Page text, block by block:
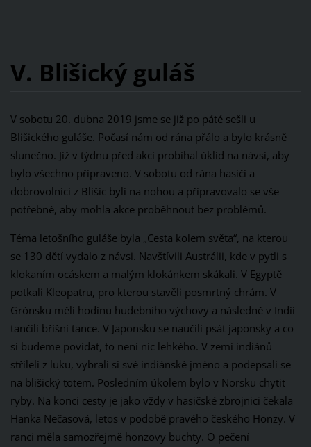
V. Blišický guláš
V sobotu 20. dubna 2019 jsme se již po páté sešli u
Blišického guláše. Počasí nám od rána přálo a bylo krásně
slunečno. Již v týdnu před akcí probíhal úklid na návsi, aby
bylo všechno připraveno. V sobotu od rána hasiči a
dobrovolnici z Blišic byli na nohou a připravovalo se vše
potřebné, aby mohla akce proběhnout bez problémů.
Téma letošního guláše byla „Cesta kolem světa“, na kterou
se 130 dětí vydalo z návsi. Navštívili Austrálii, kde v pytli s
klokaním ocáskem a malým klokánkem skákali. V Egyptě
potkali Kleopatru, pro kterou stavěli posmrtný chrám. V
Grónsku měli hodinu hudebního výchovy a následně v Indii
tančili břišní tance. V Japonsku se naučili psát japonsky a co
si budeme povídat, to není nic lehkého. V zemi indiánů
stříleli z luku, vybrali si své indiánské jméno a podepsali se
na blišický totem. Posledním úkolem bylo v Norsku chytit
ryby. Na konci cesty je jako vždy v hasičské zbrojnici čekala
Hanka Nečasová, letos v podobě pravého českého Honzy. V
ranci měla samozřejmě honzovy buchty. O pečení